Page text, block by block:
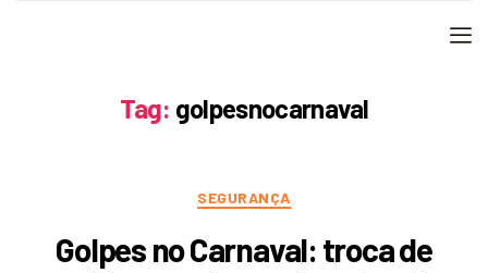
Tag: golpesnocarnaval
SEGURANÇA
Golpes no Carnaval: troca de